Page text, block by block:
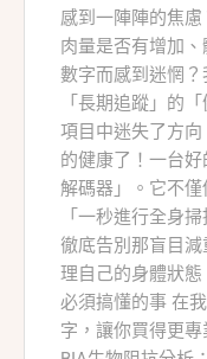
感到一陣陣的焦
肉量是否有增加
數字而感到迷惘
「長期追蹤」的
項目中迷失了方
的健康了！一台
解碼器」。它不
「一秒進行全身
徹底告別那盲目
理自己的身體狀
必須搞懂的事 在
字，讓你買得更